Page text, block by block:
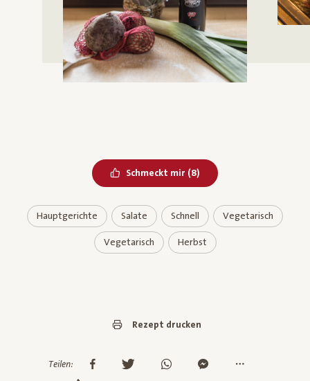
Schmeckt mir Bereits geliked
(8)
Hauptgerichte Salate Schnell Vegetarisch
Vegetarisch Herbst
Rezept drucken
Teilen: